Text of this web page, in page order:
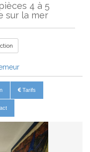
4 à 5
sur la mer
Tarifs